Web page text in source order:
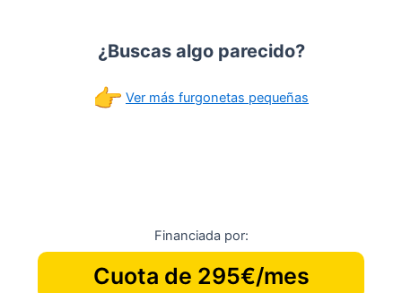
¿Buscas algo parecido?
Ver más furgonetas pequeñas
Financiada por:
Cuota de 295€/mes